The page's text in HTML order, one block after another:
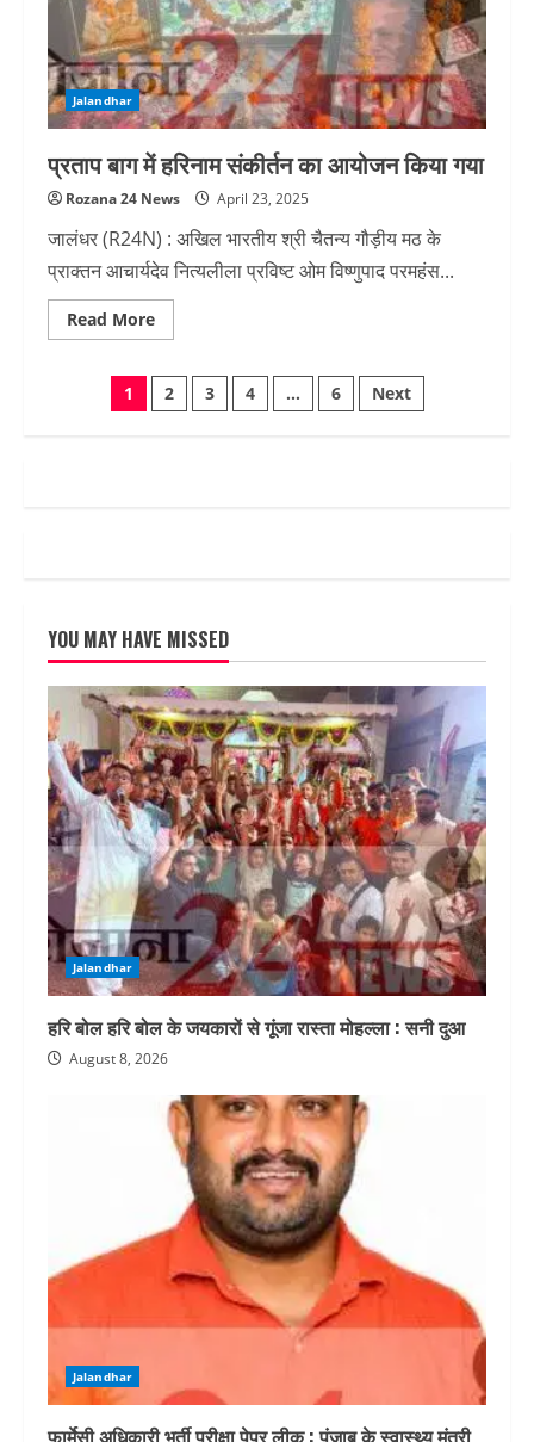
धक्का,
घटना
की
CCTV
देखें
Jalandhar
प्रताप बाग में हरिनाम संकीर्तन का आयोजन किया गया
Rozana 24 News April 23, 2025
जालंधर (R24N) : अखिल भारतीय श्री चैतन्य गौड़ीय मठ के
प्राक्तन आचार्यदेव नित्यलीला प्रविष्ट ओम विष्णुपाद परमहंस...
Read MoreRead
more
बाग
हरिनाम
Posts
1 2 3 4 … 6 Next
YOU MAY HAVE MISSED
Jalandhar
हरि बोल हरि बोल के जयकारों से गूंजा रास्ता मोहल्ला : सनी दुआ
August 8, 2026
Jalandhar
फार्मेसी अधिकारी भर्ती परीक्षा पेपर लीक : पंजाब के स्वास्थ्य मंत्री